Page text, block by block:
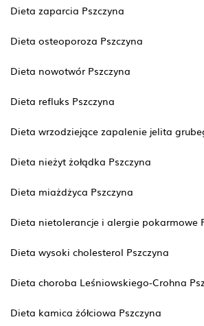
Dieta zaparcia Pszczyna
Dieta osteoporoza Pszczyna
Dieta nowotwór Pszczyna
Dieta refluks Pszczyna
Dieta wrzodziejące zapalenie jelita
Dieta nieżyt żołądka Pszczyna
Dieta miażdżyca Pszczyna
Dieta nietolerancje i alergie pokarmowe
Dieta wysoki cholesterol Pszczyna
Dieta choroba Leśniowskiego-Crohna
Dieta kamica żółciowa Pszczyna